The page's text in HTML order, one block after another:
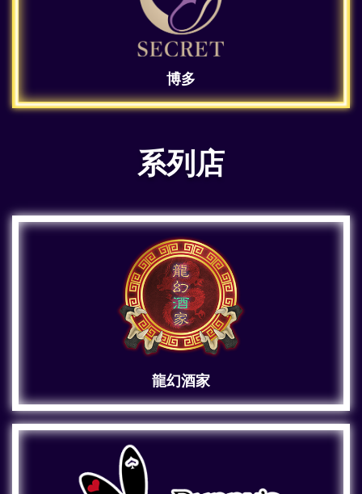
博多
系列店
龍幻酒家